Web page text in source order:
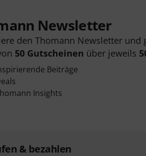
Newsletter
den Thomann Newsletter und
50 Gutscheinen über jeweils
Beiträge
Insights
& bezahlen